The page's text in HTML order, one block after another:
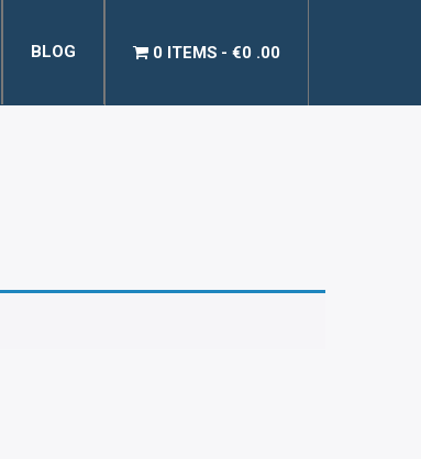
BLOG 0 ITEMS €0 .00